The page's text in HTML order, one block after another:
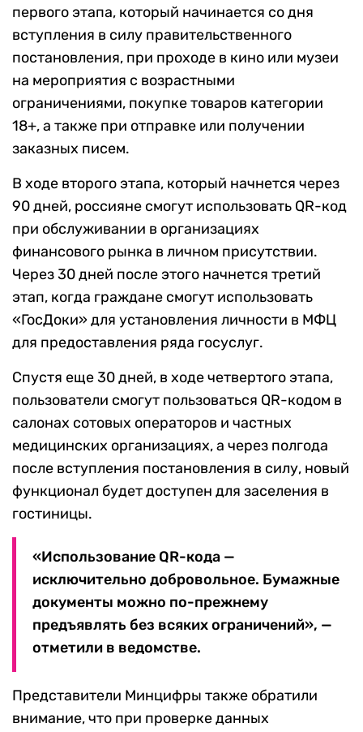
первого этапа, который начинается со дня
вступления в силу правительственного
постановления, при проходе в кино или музеи
на мероприятия с возрастными
ограничениями, покупке товаров категории
18+, а также при отправке или получении
заказных писем.
В ходе второго этапа, который начнется через
90 дней, россияне смогут использовать QR-код
при обслуживании в организациях
финансового рынка в личном присутствии.
Через 30 дней после этого начнется третий
этап, когда граждане смогут использовать
«ГосДоки» для установления личности в МФЦ
для предоставления ряда госуслуг.
Спустя еще 30 дней, в ходе четвертого этапа,
пользователи смогут пользоваться QR-кодом в
салонах сотовых операторов и частных
медицинских организациях, а через полгода
после вступления постановления в силу, новый
функционал будет доступен для заселения в
гостиницы.
«Использование QR-кода —
исключительно добровольное. Бумажные
документы можно по-прежнему
предъявлять без всяких ограничений», —
отметили в ведомстве.
Представители Минцифры также обратили
внимание, что при проверке данных